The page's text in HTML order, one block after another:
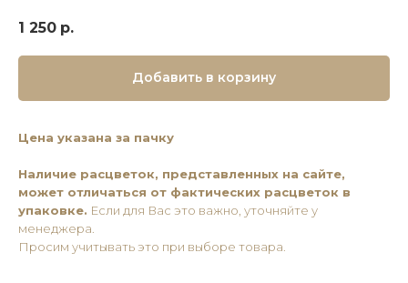
1 250 р.
Добавить в корзину
Цена указана за пачку
Наличие расцветок, представленных на сайте,
может отличаться от фактических расцветок в
упаковке. Если для Вас это важно, уточняйте у
менеджера.
Просим учитывать это при выборе товара.